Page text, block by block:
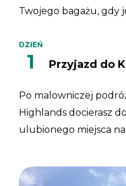
Twojego bagażu, gdy
DZIEŃ
1 Przyjazd do
Po malowniczej
Highlands docierasz
ulubionego miejsca